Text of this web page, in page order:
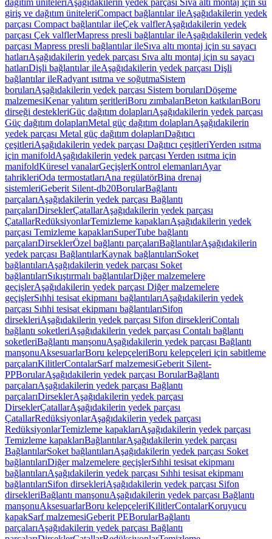
dağıtım üniteleriAşağıdakilerin yedek parçası Sıva altı montaj için su
giriş ve dağıtım üniteleriCompact bağlantılar ileAşağıdakilerin yedek
parçası Compact bağlantılar ileÇek valflerAşağıdakilerin yedek
parçası Çek valflerMapress presli bağlantılar ileAşağıdakilerin yedek
parçası Mapress presli bağlantılar ileSıva altı montaj için su sayacı
hatlarıAşağıdakilerin yedek parçası Sıva altı montaj için su sayacı
hatlarıDişli bağlantılar ileAşağıdakilerin yedek parçası Dişli
bağlantılar ileRadyant ısıtma ve soğutmaSistem
borularıAşağıdakilerin yedek parçası Sistem borularıDöşeme
malzemesiKenar yalıtım şeritleriBoru zımbalarıBeton katkılarıBoru
dirseği destekleriGüç dağıtım dolaplarıAşağıdakilerin yedek parçası
Güç dağıtım dolaplarıMetal güç dağıtım dolaplarıAşağıdakilerin
yedek parçası Metal güç dağıtım dolaplarıDağıtıcı
çeşitleriAşağıdakilerin yedek parçası Dağıtıcı çeşitleriYerden ısıtma
için manifoldAşağıdakilerin yedek parçası Yerden ısıtma için
manifoldKüresel vanalarGeçişlerKontrol elemanlarıAyar
tahrikleriOda termostatlarıAna regülatörBina drenaj
sistemleriGeberit Silent-db20BorularBağlantı
parçalarıAşağıdakilerin yedek parçası Bağlantı
parçalarıDirseklerÇatallarAşağıdakilerin yedek parçası
ÇatallarRedüksiyonlarTemizleme kapaklarıAşağıdakilerin yedek
parçası Temizleme kapaklarıSuperTube bağlantı
parçalarıDirseklerÖzel bağlantı parçalarıBağlantılarAşağıdakilerin
yedek parçası BağlantılarKaynak bağlantılarıSoket
bağlantılarıAşağıdakilerin yedek parçası Soket
bağlantılarıSıkıştırmalı bağlantılarDiğer malzemelere
geçişlerAşağıdakilerin yedek parçası Diğer malzemelere
geçişlerSıhhi tesisat ekipmanı bağlantılarıAşağıdakilerin yedek
parçası Sıhhi tesisat ekipmanı bağlantılarıSifon
dirsekleriAşağıdakilerin yedek parçası Sifon dirsekleriContalı
bağlantı soketleriAşağıdakilerin yedek parçası Contalı bağlantı
soketleriBağlantı manşonuAşağıdakilerin yedek parçası Bağlantı
manşonuAksesuarlarBoru kelepçeleriBoru kelepçeleri için sabitleme
parçalarıKilitlerContalarSarf malzemesiGeberit Silent-
PPBorularAşağıdakilerin yedek parçası BorularBağlantı
parçalarıAşağıdakilerin yedek parçası Bağlantı
parçalarıDirseklerAşağıdakilerin yedek parçası
DirseklerÇatallarAşağıdakilerin yedek parçası
ÇatallarRedüksiyonlarAşağıdakilerin yedek parçası
RedüksiyonlarTemizleme kapaklarıAşağıdakilerin yedek parçası
Temizleme kapaklarıBağlantılarAşağıdakilerin yedek parçası
BağlantılarSoket bağlantılarıAşağıdakilerin yedek parçası Soket
bağlantılarıDiğer malzemelere geçişlerSıhhi tesisat ekipmanı
bağlantılarıAşağıdakilerin yedek parçası Sıhhi tesisat ekipmanı
bağlantılarıSifon dirsekleriAşağıdakilerin yedek parçası Sifon
dirsekleriBağlantı manşonuAşağıdakilerin yedek parçası Bağlantı
manşonuAksesuarlarBoru kelepçeleriKilitlerContalarKoruyucu
kapakSarf malzemesiGeberit PEBorularBağlantı
parçalarıAşağıdakilerin yedek parçası Bağlantı